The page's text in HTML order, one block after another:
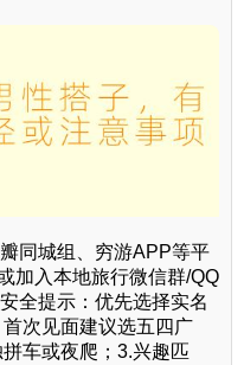
同城组、穷游APP等平
加入本地旅行微信群/QQ
全提示：优先选择实名
次见面建议选五四广
车或夜爬；3.兴趣匹